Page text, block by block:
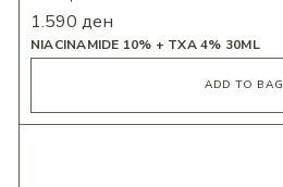
NIACINAMIDE 10% + TXA 4% 30ML
1.590 ден
ADD TO BAG